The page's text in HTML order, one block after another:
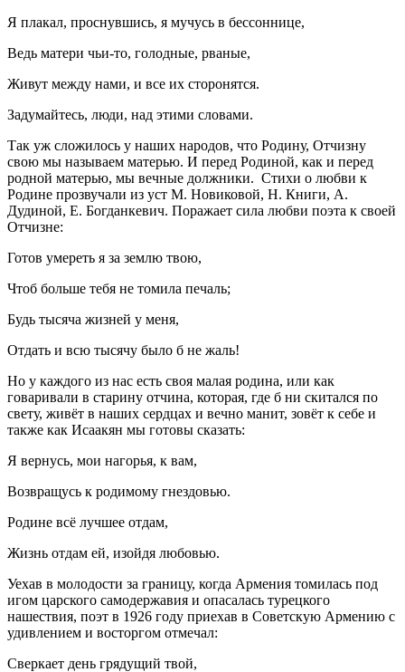
Я плакал, проснувшись, я мучусь в бессоннице,
Ведь матери чьи-то, голодные, рваные,
Живут между нами, и все их сторонятся.
Задумайтесь, люди, над этими словами.
Так уж сложилось у наших народов, что Родину, Отчизну
свою мы называем матерью. И перед Родиной, как и перед
родной матерью, мы вечные должники. Стихи о любви к
Родине прозвучали из уст М. Новиковой, Н. Книги, А.
Дудиной, Е. Богданкевич. Поражает сила любви поэта к своей
Отчизне:
Готов умереть я за землю твою,
Чтоб больше тебя не томила печаль;
Будь тысяча жизней у меня,
Отдать и всю тысячу было б не жаль!
Но у каждого из нас есть своя малая родина, или как
говаривали в старину отчина, которая, где б ни скитался по
свету, живёт в наших сердцах и вечно манит, зовёт к себе и
также как Исаакян мы готовы сказать:
Я вернусь, мои нагорья, к вам,
Возвращусь к родимому гнездовью.
Родине всё лучшее отдам,
Жизнь отдам ей, изойдя любовью.
Уехав в молодости за границу, когда Армения томилась под
игом царского самодержавия и опасалась турецкого
нашествия, поэт в 1926 году приехав в Советскую Армению с
удивлением и восторгом отмечал:
Сверкает день грядущий твой,